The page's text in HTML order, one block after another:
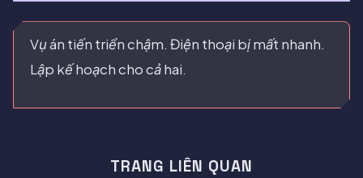
Vụ án tiến triển chậm. Điện thoại bị mất nhanh.
Lập kế hoạch cho cả hai.
TRANG LIÊN QUAN